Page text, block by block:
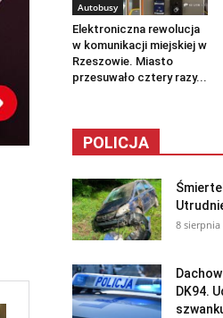
Autobusy
Elektroniczna rewolucja
w komunikacji miejskiej w
Rzeszowie. Miasto
przesuwało cztery razy...
POLICJA
8 sierpnia
DK94.